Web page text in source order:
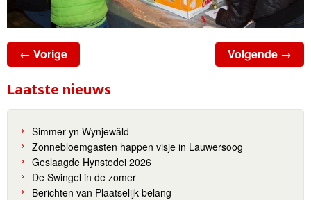
← Vorige Volgende →
Laatste nieuws
Simmer yn Wynjewâld
Zonnebloemgasten happen visje in Lauwersoog
Geslaagde Hynstedei 2026
De Swingel in de zomer
Berichten van Plaatselijk belang